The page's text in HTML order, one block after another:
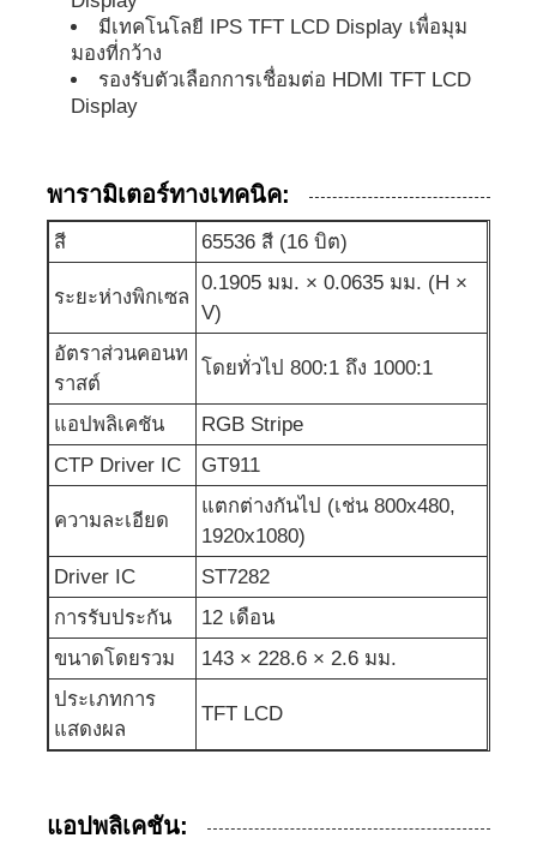
UART จอแอลซีดี
หน้าจอ Lcd มโนครอม
โมดูล COG LCD
จอ LCD STN
แผน LCD
โมดูลจอ LCD ที่กําหนดเอง
มีเทคโนโลยี IPS TFT LCD Display เพื่อมุม
มองที่กว้าง
รองรับตัวเลือกการเชื่อมต่อ HDMI TFT LCD
Display
พารามิเตอร์ทางเทคนิค:
สี 65536 สี (16 บิต)
ระยะห่างพิกเซล
0.1905 มม. × 0.0635 มม. (H ×
V)
อัตราส่วนคอนท
ราสต์
โดยทั่วไป 800:1 ถึง 1000:1
แอปพลิเคชัน
RGB Stripe
CTP Driver IC
GT911
ความละเอียด
แตกต่างกันไป (เช่น 800x480,
1920x1080)
Driver IC
ST7282
การรับประกัน
12 เดือน
ขนาดโดยรวม
143 × 228.6 × 2.6 มม.
ประเภทการ
แสดงผล
TFT LCD
แอปพลิเคชัน: